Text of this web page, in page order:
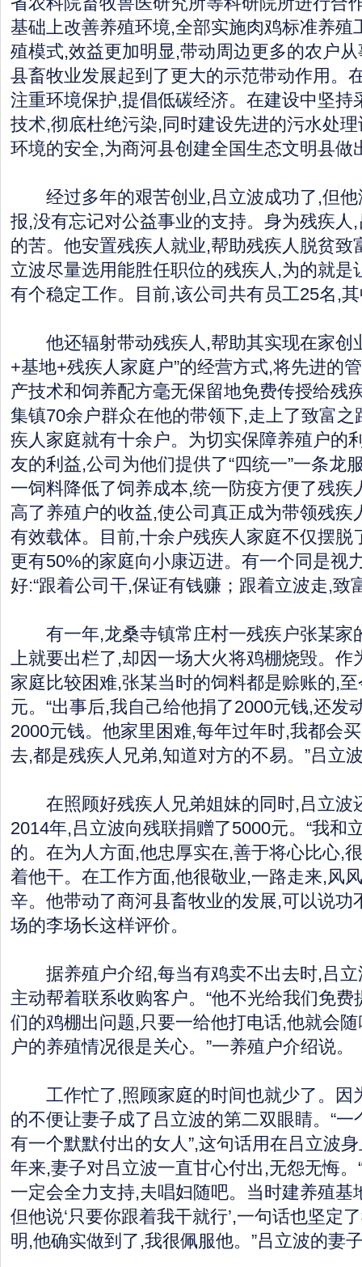
基础上改善养殖环境,全部实施肉鸡标准养殖
殖模式,效益更加明显,带动周边更多的农户
县畜牧业发展起到了更大的示范带动作用。
注重环境保护,提倡低碳经济。在建设中坚持
技术,彻底杜绝污染,同时建设先进的污水处
环境的安全,为商河县创建全国生态文明县做
经过多年的艰苦创业,吕立波成功了,但他
报,没有忘记对公益事业的支持。身为残疾人
的苦。他安置残疾人就业,帮助残疾人脱贫致
立波尽量选用能胜任职位的残疾人,为的就是
有个稳定工作。目前,该公司共有员工25名,
他还辐射带动残疾人,帮助其实现在家创
+基地+残疾人家庭户”的经营方式,将先进的
产技术和饲养配方毫无保留地免费传授给残
集镇70余户群众在他的带领下,走上了致富
疾人家庭就有十余户。为切实保障养殖户的
友的利益,公司为他们提供了“四统一”一条龙
一饲料降低了饲养成本,统一防疫方便了残疾
高了养殖户的收益,使公司真正成为带领残疾
有效载体。目前,十余户残疾人家庭不仅摆脱
更有50%的家庭向小康迈进。有一个同是视
好:“跟着公司干,保证有钱赚；跟着立波走,致
有一年,龙桑寺镇常庄村一残疾户张某家
上就要出栏了,却因一场大火将鸡棚烧毁。作
家庭比较困难,张某当时的饲料都是赊账的,
元。“出事后,我自己给他捐了2000元钱,还发
2000元钱。他家里困难,每年过年时,我都会
去,都是残疾人兄弟,知道对方的不易。”吕立
在照顾好残疾人兄弟姐妹的同时,吕立波
2014年,吕立波向残联捐赠了5000元。“我和
的。在为人方面,他忠厚实在,善于将心比心,
着他干。在工作方面,他很敬业,一路走来,风
辛。他带动了商河县畜牧业的发展,可以说功
场的李场长这样评价。
据养殖户介绍,每当有鸡卖不出去时,吕立
主动帮着联系收购客户。“他不光给我们免
们的鸡棚出问题,只要一给他打电话,他就会
户的养殖情况很是关心。”一养殖户介绍说。
工作忙了,照顾家庭的时间也就少了。因
的不便让妻子成了吕立波的第二双眼睛。“
有一个默默付出的女人”,这句话用在吕立波
年来,妻子对吕立波一直甘心付出,无怨无悔
一定会全力支持,夫唱妇随吧。当时建养殖基
但他说‘只要你跟着我干就行’,一句话也坚定
明,他确实做到了,我很佩服他。”吕立波的妻